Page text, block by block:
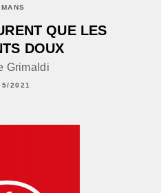
QUE LES
DOUX
Grimaldi
2021